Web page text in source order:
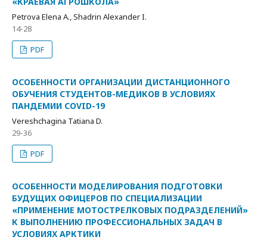
Petrova Elena A., Shadrin Alexander I.
14-28
PDF
ОСОБЕННОСТИ ОРГАНИЗАЦИИ ДИСТАНЦИОННОГО
ОБУЧЕНИЯ СТУДЕНТОВ-МЕДИКОВ В УСЛОВИЯХ
ПАНДЕМИИ COVID-19
Vereshchagina Tatiana D.
29-36
PDF
ОСОБЕННОСТИ МОДЕЛИРОВАНИЯ ПОДГОТОВКИ
БУДУЩИХ ОФИЦЕРОВ ПО СПЕЦИАЛИЗАЦИИ
«ПРИМЕНЕНИЕ МОТОСТРЕЛКОВЫХ ПОДРАЗДЕЛЕНИЙ»
К ВЫПОЛНЕНИЮ ПРОФЕССИОНАЛЬНЫХ ЗАДАЧ В
УСЛОВИЯХ АРКТИКИ